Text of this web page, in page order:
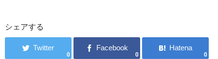
シェアする
0 0 0